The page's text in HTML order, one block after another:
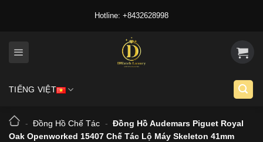
Hotline: +8432628998
TIẾNG VIỆT
- Đồng Hồ Chế Tác - Đồng Hồ Audemars Piguet Royal
Oak Openworked 15407 Chế Tác Lộ Máy Skeleton 41mm